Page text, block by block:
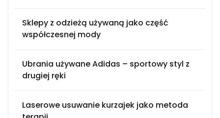
Sklepy z odzieżą używaną jako część
współczesnej mody
Ubrania używane Adidas – sportowy styl z
drugiej ręki
Laserowe usuwanie kurzajek jako metoda